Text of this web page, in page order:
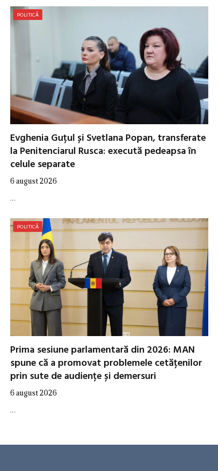
POLITICĂ
Evghenia Guțul și Svetlana Popan, transferate
la Penitenciarul Rusca: execută pedeapsa în
celule separate
6 august 2026
…
POLITICĂ
Prima sesiune parlamentară din 2026: MAN
spune că a promovat problemele cetățenilor
prin sute de audiențe și demersuri
6 august 2026
…